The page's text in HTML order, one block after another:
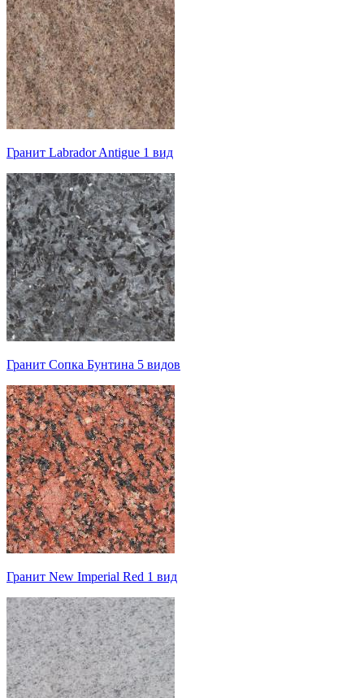
Гранит Labrador Antigue 1 вид
Гранит Сопка Бунтина 5 видов
Гранит New Imperial Red 1 вид